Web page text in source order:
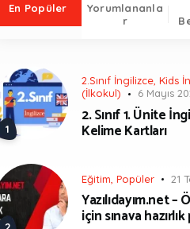
En Popüler
Yorumlananla
r
2.Sınıf İngilizce, Kids
(İlkokul)
6 Mayıs
2. Sınıf 1. Ünite
Kelime Kartları
Eğitim Popüler 21
Yazılıdayım.net –
için sınava